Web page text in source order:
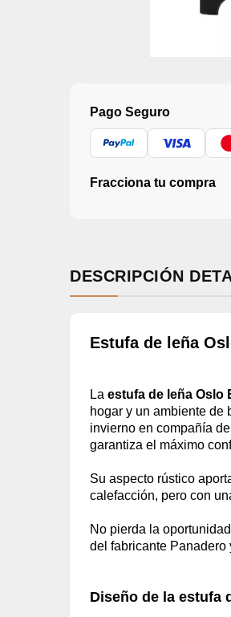
Pago Seguro
Fracciona tu compra
DESCRIPCIÓN
Estufa de leña
La estufa de leña Oslo
hogar y un ambiente de
invierno en compañía
garantiza el máximo
Su aspecto rústico
calefacción, pero con
No pierda la
del fabricante Panadero
Diseño de la estufa